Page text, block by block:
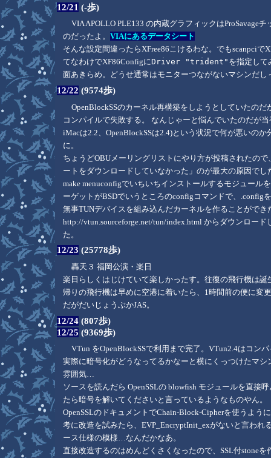
12/21 (-歩)
VIA APOLLO PLE133 の内蔵グラフィックはProSavage
のだったよ。VIAにあるデータシート
そんな設定間違ったらXFree86こけるわな。でもscanpciで
てなわけでXF86ConfigにDriver "trident" を指定して
面あきらめ。どうせ通常はモニターつながないマシンだし
12/22 (9574歩)
OpenBlockSSのカーネル再構築をしようとしていたのだ
コンパイルで失敗する。 なんじゃーと悩んでいたのだが
iMacは2.2、OpenBlockSSは2.4)という状況で何が悪いの
に。
ちょうどOBUメーリングリストにやり方が投稿されたの
ートをダウンロードしていなかった」のが最大の原因で
make menuconfigでいちいちインストールするモジュール
ーゲットがBSDでいうところのconfigコマンドで、.config
無事TUNデバイスを組み込んだカーネルを作ることがで
http://vtun.sourceforge.net/tun/index.html からダウンロー
た。
12/23 (25778歩)
轟天３ 福岡公演・楽日
楽日らしくはじけていて楽しかったす。往復の飛行機は
帰りの飛行機は早めに空港に着いたら、1時間前の便に
だがだいじょうぶかJAS。
12/24 (807歩)
12/25 (9369歩)
VTun をOpenBlockSSで利用まで完了。VTun2.4はコン
実際に暗号化がどうなってるかなーと横にくっつけたマ
雰囲気…
ソースを読んだら OpenSSLの blowfish モジュールを直接
たら暗号を解いてくださいと言っているようなものやん。
OpenSSLのドキュメントでChain-Block-Cipherを使うよう
考に改造を試みたら、EVP_EncryptInit_exがないと言わ
ース仕様の模様…なんだかなあ。
直接改造するのはめんどくさくなったので、SSL付stone